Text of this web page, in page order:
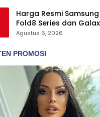
Harga Resmi
Fold8 Series dan
Indonesia, Mulai Rp19
Agustus 6, 2026